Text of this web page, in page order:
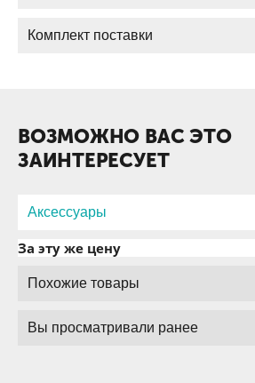
Комплект поставки
ВОЗМОЖНО ВАС ЭТО
ЗАИНТЕРЕСУЕТ
Аксессуары
За эту же цену
Похожие товары
Вы просматривали ранее